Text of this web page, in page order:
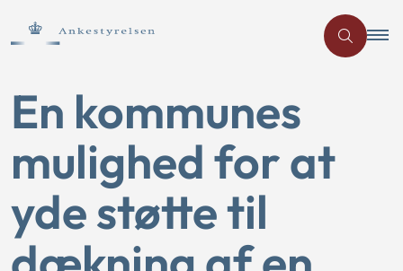
En kommunes
mulighed for at
yde støtte til